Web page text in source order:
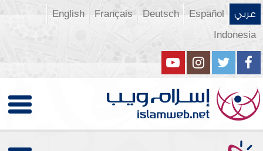
عربي Español
Deutsch
Français
English
Indonesia